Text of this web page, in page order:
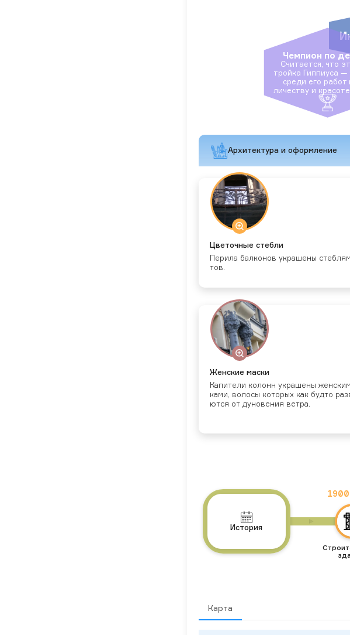
Чемпион по
Счи­та­ет­ся, что
трой­ка Гип­пи­уса —
сре­ди его
личес­тву и
Архитектура и оформление
Цве­точ­ные стеб­ли
Пе­рила бал­ко­нов ук­ра­шены
тов.
Жен­ские мас­ки
Ка­пите­ли ко­лонн ук­ра­шены
ка­ми, во­лосы ко­торых как буд­то
ют­ся от ду­нове­ния вет­ра.
История
1900
Карта